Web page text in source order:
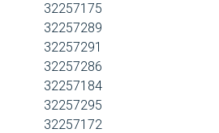
32257175
32257289
32257291
32257286
32257184
32257295
32257172